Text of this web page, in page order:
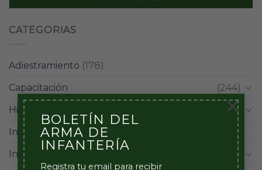
BOLETÍN DEL
ARMA DE
INFANTERÍA
Registra tu email para recibir
×
CATEGORIAS
Adiestramiento (178)
Capacitación
(244)
Historia
(101)
Infantes(59)
Institucional
(228)